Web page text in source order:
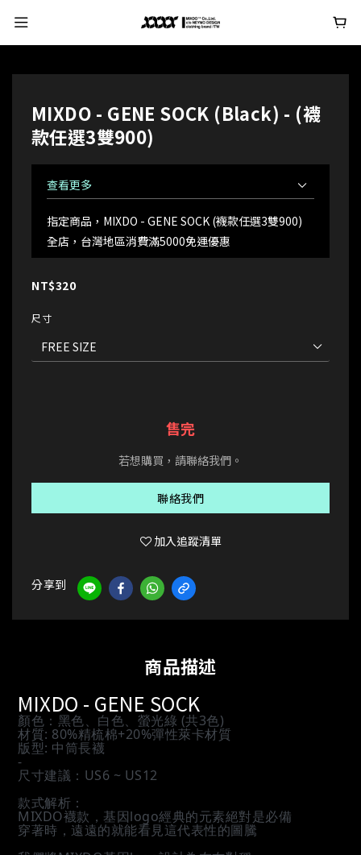
MIXDO - GENE SOCK (Black) - (襪
款任選3雙900)
指定商品，MIXDO - GENE SOCK (襪款任選3雙900)
全店，台灣地區消費滿5000免運優惠
查看更多
NT$320
尺寸
售完
若想購買，請聯絡我們。
聯絡我們
加入追蹤清單
分享到
商品描述
MIXDO - GENE SOCK
顏色：黑色、白色、螢光綠 (共3色)
材質: 80%精梳棉+20%彈性萊卡材質
版型: 中筒長襪
-
尺寸建議：US6 ~ US12
款式解析：
MIXDO襪款，基因logo經典的元素絕對是必備
穿著時，遠遠的就能看見這代表性的圖騰